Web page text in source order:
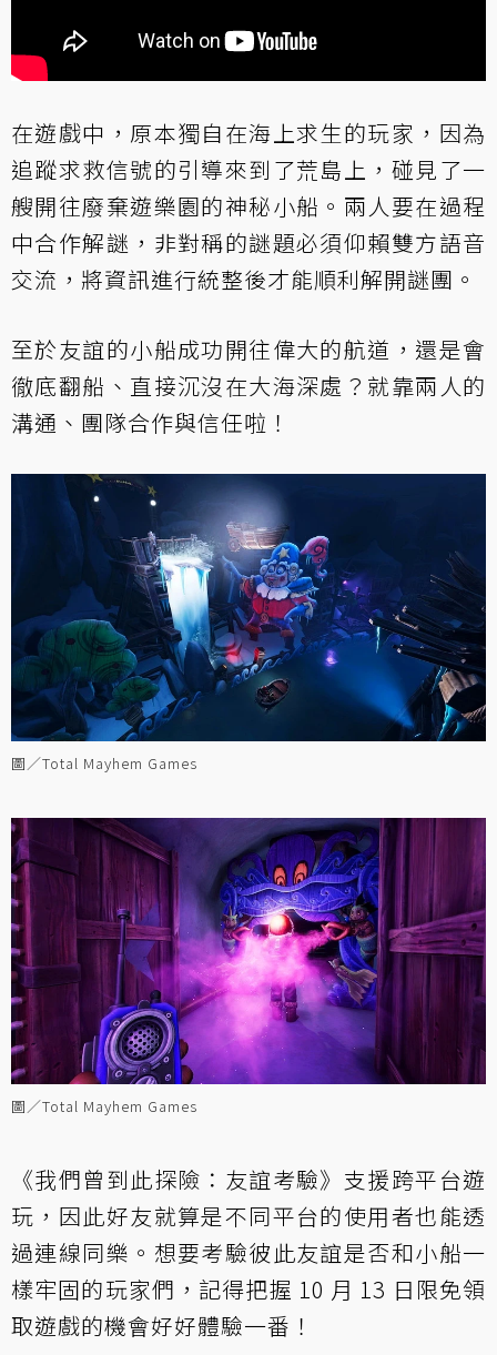
在遊戲中，原本獨自在海上求生的玩家，因為
追蹤求救信號的引導來到了荒島上，碰見了一
艘開往廢棄遊樂園的神秘小船。兩人要在過程
中合作解謎，非對稱的謎題必須仰賴雙方語音
交流，將資訊進行統整後才能順利解開謎團。
至於友誼的小船成功開往偉大的航道，還是會
徹底翻船、直接沉沒在大海深處？就靠兩人的
溝通、團隊合作與信任啦！
圖／Total Mayhem Games
圖／Total Mayhem Games
《我們曾到此探險：友誼考驗》支援跨平台遊
玩，因此好友就算是不同平台的使用者也能透
過連線同樂。想要考驗彼此友誼是否和小船一
樣牢固的玩家們，記得把握 10 月 13 日限免領
取遊戲的機會好好體驗一番！